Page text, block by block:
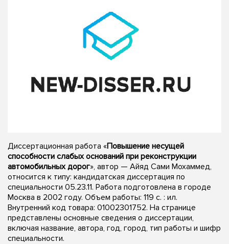
Диссертационная работа «Повышение несущей
способности слабых оснований при реконструкции
автомобильных дорог», автор — Айяд Сами Мохаммед,
относится к типу: кандидатская диссертация по
специальности 05.23.11. Работа подготовлена в городе
Москва в 2002 году. Объем работы: 119 с. : ил.
Внутренний код товара: 01002301752. На странице
представлены основные сведения о диссертации,
включая название, автора, год, город, тип работы и шифр
специальности.